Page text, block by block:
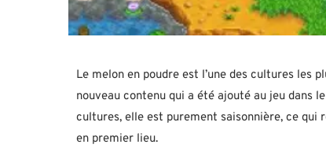
Le melon en poudre est l’une des cultures
nouveau contenu qui a été ajouté au jeu dans
cultures, elle est purement saisonnière, ce
en premier lieu.